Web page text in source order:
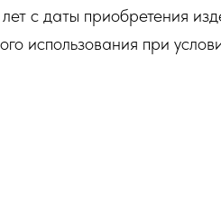
с даты приобретения
использования при